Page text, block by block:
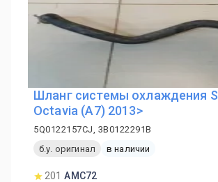
Шланг системы охлаждения
Octavia (A7) 2013>
5Q0122157CJ, 3B0122291B
б.у. оригинал
в наличии
201 AMC72